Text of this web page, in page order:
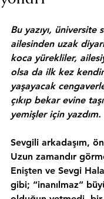
Bu yazıyı, üniversite
ailesinden uzak
koca yürekliler,
olsa da ilk kez
yaşayacak
çıkıp bekar evine
yemişler için yazdım.
Sevgili arkadaşım,
Uzun zamandır
Enişten ve Sevgi
gibi; “inanılmaz”